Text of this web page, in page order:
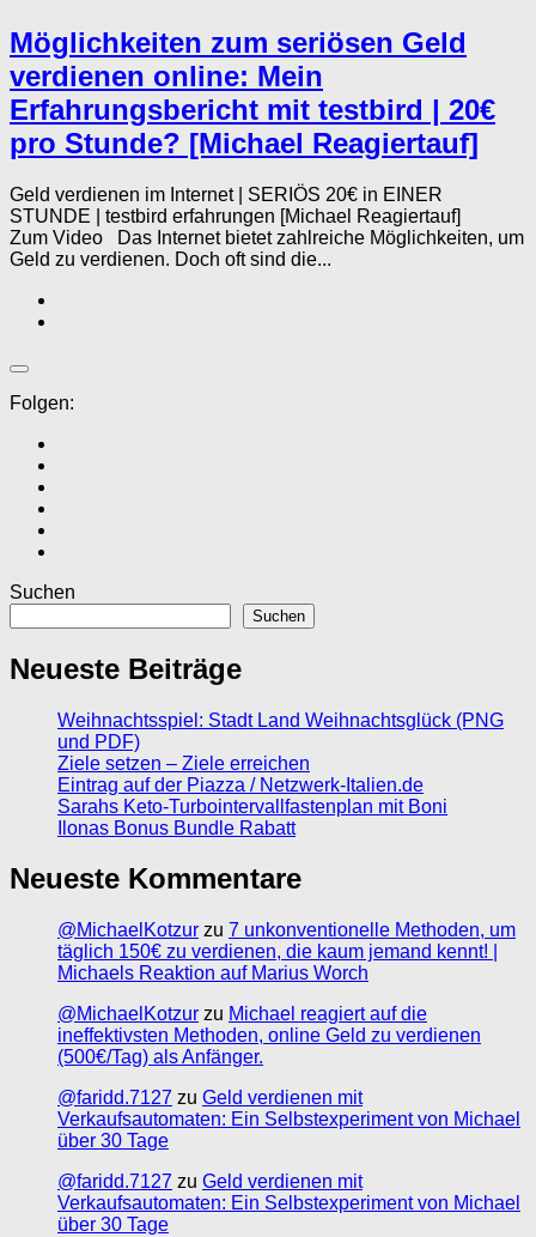
Möglichkeiten zum seriösen Geld
verdienen online: Mein
Erfahrungsbericht mit testbird | 20€
pro Stunde? [Michael Reagiertauf]
Geld verdienen im Internet | SERIÖS 20€ in EINER
STUNDE | testbird erfahrungen [Michael Reagiertauf]
Zum Video Das Internet bietet zahlreiche Möglichkeiten, um
Geld zu verdienen. Doch oft sind die...
Folgen:
Suchen
Suchen
Neueste Beiträge
Weihnachtsspiel: Stadt Land Weihnachtsglück (PNG
und PDF)
Ziele setzen – Ziele erreichen
Eintrag auf der Piazza / Netzwerk-Italien.de
Sarahs Keto-Turbointervallfastenplan mit Boni
Ilonas Bonus Bundle Rabatt
Neueste Kommentare
@MichaelKotzur zu 7 unkonventionelle Methoden, um
täglich 150€ zu verdienen, die kaum jemand kennt! |
Michaels Reaktion auf Marius Worch
@MichaelKotzur zu Michael reagiert auf die
ineffektivsten Methoden, online Geld zu verdienen
(500€/Tag) als Anfänger.
@faridd.7127 zu Geld verdienen mit
Verkaufsautomaten: Ein Selbstexperiment von Michael
über 30 Tage
@faridd.7127 zu Geld verdienen mit
Verkaufsautomaten: Ein Selbstexperiment von Michael
über 30 Tage